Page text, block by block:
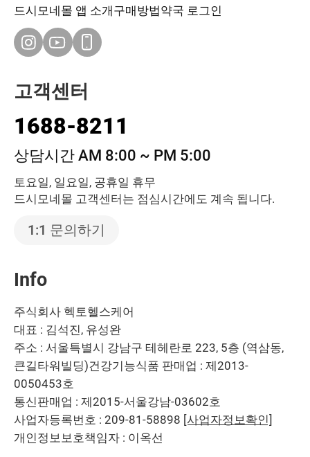
드시모네몰 앱 소개구매방법약국 로그인
고객센터
1688-8211
상담시간 AM 8:00 ~ PM 5:00
토요일, 일요일, 공휴일 휴무
드시모네몰 고객센터는 점심시간에도 계속 됩니다.
1:1 문의하기
Info
주식회사 헥토헬스케어
대표 : 김석진, 유성완
주소 : 서울특별시 강남구 테헤란로 223, 5층 (역삼동,
큰길타워빌딩)건강기능식품 판매업 : 제2013-
0050453호
통신판매업 : 제2015-서울강남-03602호
사업자등록번호 : 209-81-58898 [사업자정보확인]
개인정보보호책임자 : 이옥선